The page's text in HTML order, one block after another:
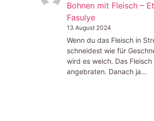
Bohnen mit Fleisch –
Fasulye
13 August 2024
Wenn du das Fleisch in
schneidest wie für
wird es weich. Das Fleisch
angebraten. Danach ja…